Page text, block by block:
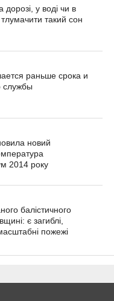
дорозі, у воді чи в
такий сон
раньше срока и
службы
новий
2014 року
балістичного
є загиблі,
пожежі